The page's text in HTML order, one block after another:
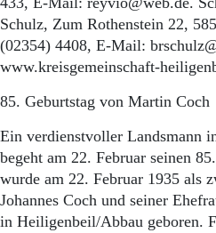
Schulz, Zum Rothenstein 22,
(02354) 4408, E-Mail:
www.kreisgemeinschaft-
85. Geburtstag von Martin Coch
Ein verdienstvoller Landsmann
begeht am 22. Februar seinen
wurde am 22. Februar 1935 als
Johannes Coch und seiner
in Heiligenbeil/Abbau geboren.